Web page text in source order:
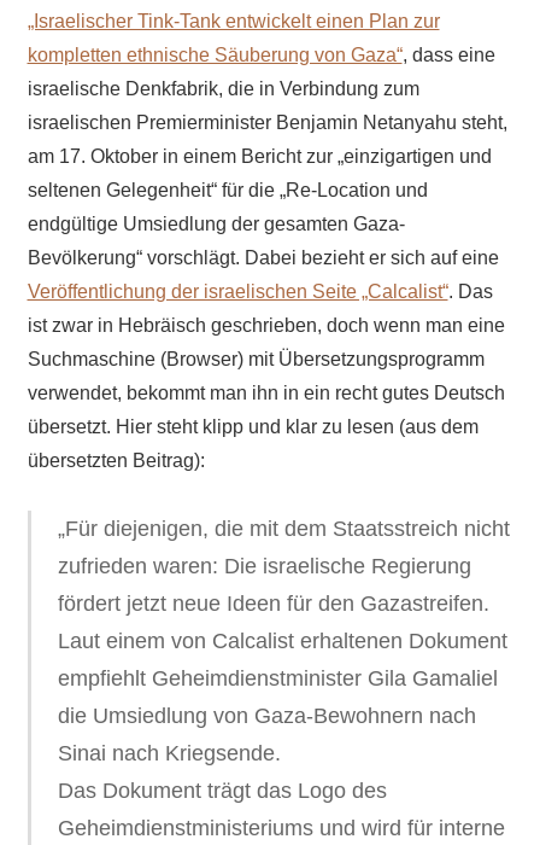
„Israelischer Tink-Tank entwickelt einen Plan zur
kompletten ethnische Säuberung von Gaza“, dass eine
israelische Denkfabrik, die in Verbindung zum
israelischen Premierminister Benjamin Netanyahu steht,
am 17. Oktober in einem Bericht zur „einzigartigen und
seltenen Gelegenheit“ für die „Re-Location und
endgültige Umsiedlung der gesamten Gaza-
Bevölkerung“ vorschlägt. Dabei bezieht er sich auf eine
Veröffentlichung der israelischen Seite „Calcalist“. Das
ist zwar in Hebräisch geschrieben, doch wenn man eine
Suchmaschine (Browser) mit Übersetzungsprogramm
verwendet, bekommt man ihn in ein recht gutes Deutsch
übersetzt. Hier steht klipp und klar zu lesen (aus dem
übersetzten Beitrag):
„Für diejenigen, die mit dem Staatsstreich nicht
zufrieden waren: Die israelische Regierung
fördert jetzt neue Ideen für den Gazastreifen.
Laut einem von Calcalist erhaltenen Dokument
empfiehlt Geheimdienstminister Gila Gamaliel
die Umsiedlung von Gaza-Bewohnern nach
Sinai nach Kriegsende.
Das Dokument trägt das Logo des
Geheimdienstministeriums und wird für interne